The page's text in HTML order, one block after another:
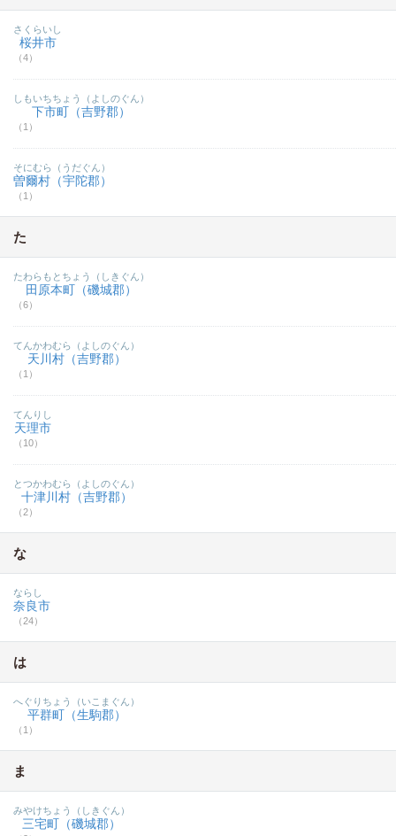
桜井市
（4）
さくらいし
下市町（吉野郡）
（1）
しもいちちょう（よしのぐん）
曽爾村（宇陀郡）
（1）
そにむら（うだぐん）
た
田原本町（磯城郡）
（6）
たわらもとちょう（しきぐん）
天川村（吉野郡）
（1）
てんかわむら（よしのぐん）
天理市
（10）
てんりし
十津川村（吉野郡）
（2）
とつかわむら（よしのぐん）
な
奈良市
（24）
ならし
は
平群町（生駒郡）
（1）
へぐりちょう（いこまぐん）
ま
三宅町（磯城郡）
みやけちょう（しきぐん）